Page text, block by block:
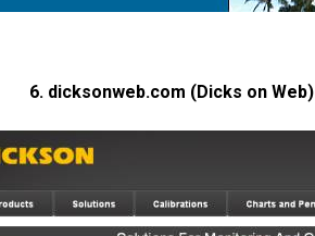
6. dicksonweb.com (Dicks on Web)